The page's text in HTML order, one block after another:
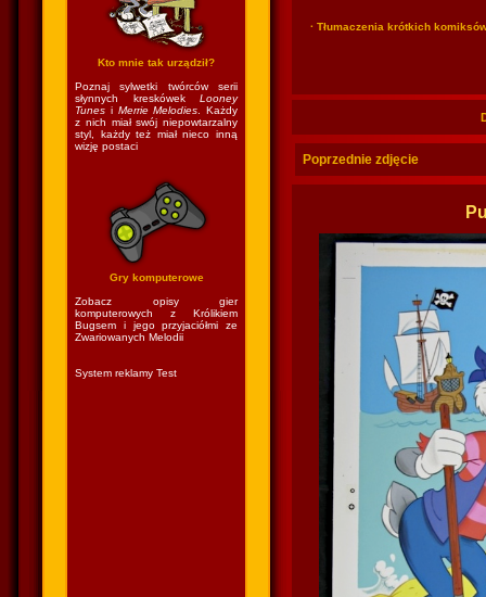
Kto mnie tak urządził?
Poznaj sylwetki twórców serii
słynnych kreskówek Looney
Tunes i Merrie Melodies . Każdy
z nich miał swój niepowtarzalny
styl, każdy też miał nieco inną
wizję postaci
Gry komputerowe
Zobacz opisy gier
komputerowych z Królikiem
Bugsem i jego przyjaciółmi ze
Zwariowanych Melodii
System reklamy Test
· Tłumaczenia krótkich
Poprzednie zdjęcie